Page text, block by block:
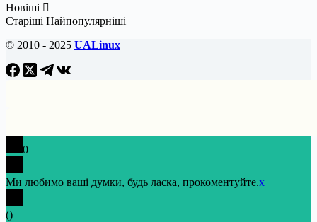
Новіші
Старіші Найпопулярніші
© 2010 - 2025 UALinux
0
Ми любимо ваші думки, будь ласка, прокоментуйте.x
()